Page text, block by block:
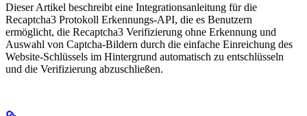
Dieser Artikel beschreibt eine Integrationsanleitung für die
Recaptcha3 Protokoll Erkennungs-API, die es Benutzern
ermöglicht, die Recaptcha3 Verifizierung ohne Erkennung und
Auswahl von Captcha-Bildern durch die einfache Einreichung des
Website-Schlüssels im Hintergrund automatisch zu entschlüsseln
und die Verifizierung abzuschließen.